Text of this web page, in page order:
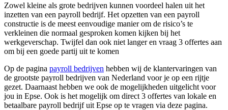
Zowel kleine als grote bedrijven kunnen voordeel halen uit het
inzetten van een payroll bedrijf. Het opzetten van een payroll
constructie is de meest eenvoudige manier om de risico’s te
verkleinen die normaal gesproken komen kijken bij het
werkgeverschap. Twijfel dan ook niet langer en vraag 3 offertes aan
om bij een goede partij uit te komen
Op de pagina payroll bedrijven hebben wij de klantervaringen van
de grootste payroll bedrijven van Nederland voor je op een rijtje
gezet. Daarnaast hebben we ook de mogelijkheden uitgelicht voor
jou in Epse. Ook is het mogelijk om direct 3 offertes van lokale en
betaalbare payroll bedrijf uit Epse op te vragen via deze pagina.